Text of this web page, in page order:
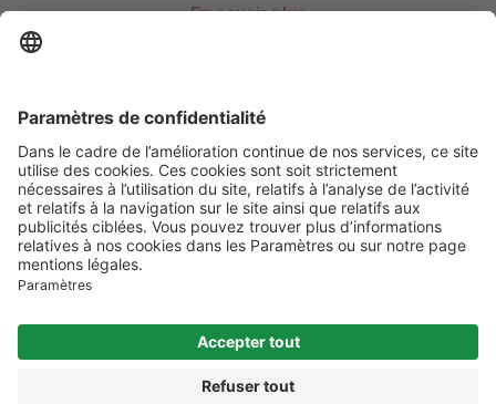
En savoir plus
Abonnez-vous à notre newsletter
Informez-moi
Les informations et services disponibles sur mon-osteoporose.frne se
substituent en aucun cas à la consultation des professionnels de santé